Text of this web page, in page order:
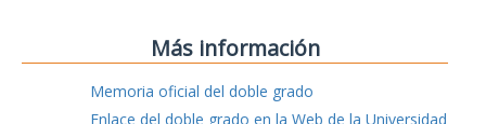
Más información
Memoria oficial del doble grado
Enlace del doble grado en la Web de la Universidad